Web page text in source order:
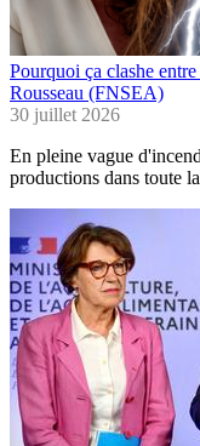
Pourquoi ça clashe
Rousseau (FNSEA)
30 juillet 2026
En pleine vague
productions dans toute